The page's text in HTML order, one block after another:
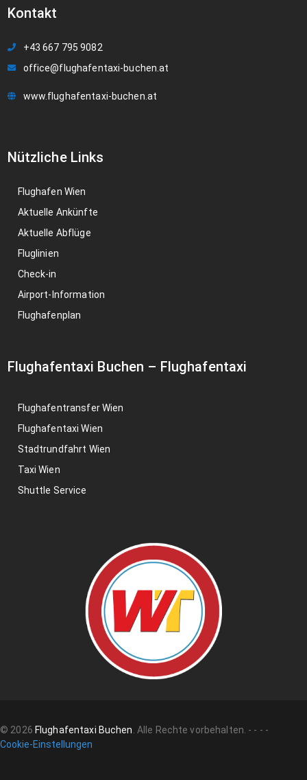
Kontakt
+43 667 795 9082
office@flughafentaxi-buchen.at
www.flughafentaxi-buchen.at
Nützliche Links
Flughafen Wien
Aktuelle Ankünfte
Aktuelle Abflüge
Fluglinien
Check-in
Airport-Information
Flughafenplan
Flughafentaxi Buchen – Flughafentaxi
Flughafentransfer Wien
Flughafentaxi Wien
Stadtrundfahrt Wien
Taxi Wien
Shuttle Service
© 2026 Flughafentaxi Buchen. Alle Rechte vorbehalten. - - - -
Cookie-Einstellungen